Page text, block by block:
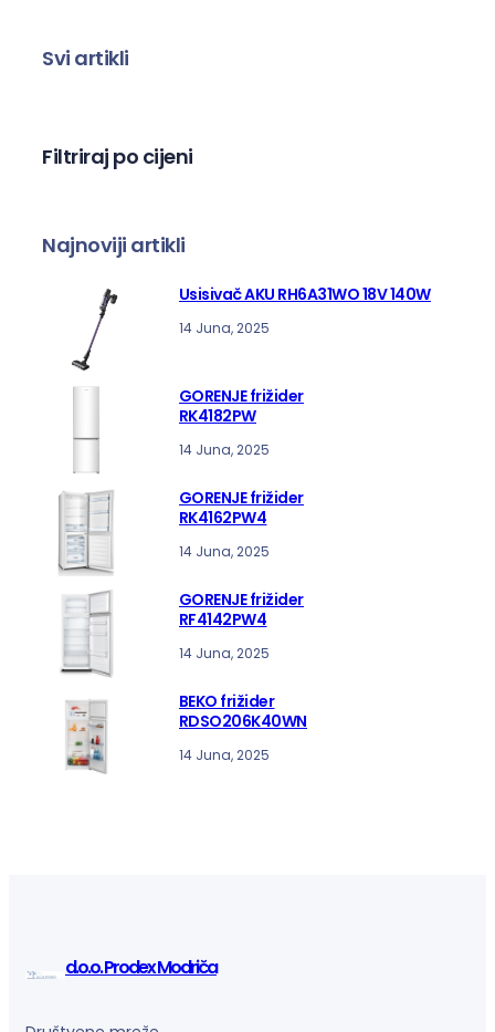
r
Svi artikli
Filtriraj po cijeni
Najnoviji artikli
Usisivač AKU RH6A31WO 18V 140W
14 Juna, 2025
GORENJE frižider
RK4182PW
14 Juna, 2025
GORENJE frižider
RK4162PW4
14 Juna, 2025
GORENJE frižider
RF4142PW4
14 Juna, 2025
BEKO frižider
RDSO206K40WN
14 Juna, 2025
d.o.o. Prodex Modriča